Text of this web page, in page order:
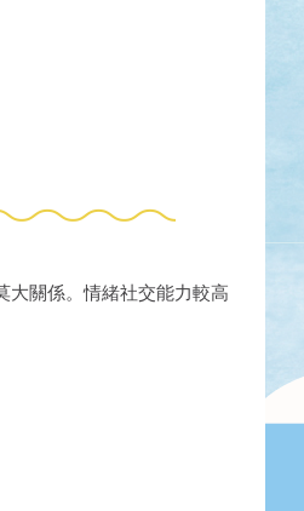
大關係。情緒社交能力較高